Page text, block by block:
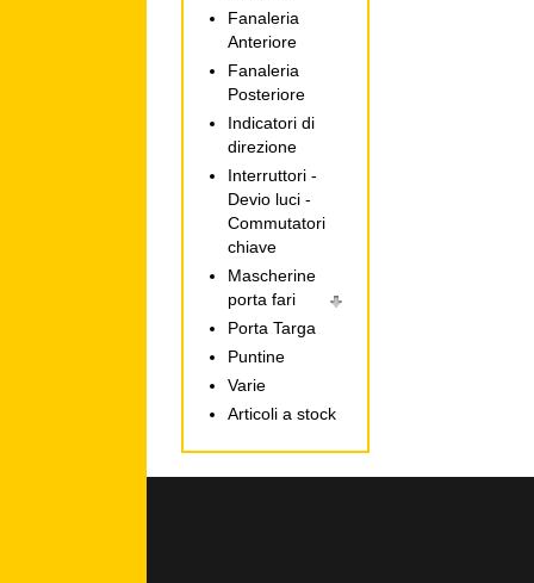
Fanaleria
Anteriore
Fanaleria
Posteriore
Indicatori di
direzione
Interruttori -
Devio luci -
Commutatori
chiave
Mascherine
porta fari
Porta Targa
Puntine
Varie
Articoli a stock